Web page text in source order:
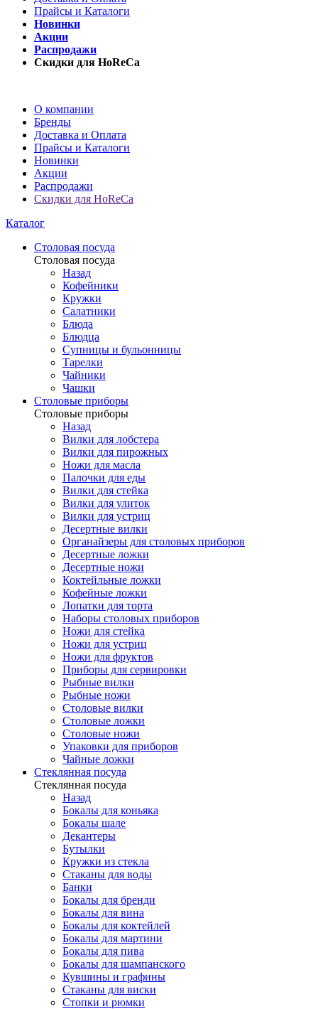
Прайсы и Каталоги
Новинки
Акции
Распродажи
Скидки для HoReCa
О компании
Бренды
Доставка и Оплата
Прайсы и Каталоги
Новинки
Акции
Распродажи
Скидки для HoReCa
Каталог
Столовая посуда
Столовая посуда
Назад
Кофейники
Кружки
Салатники
Блюда
Блюдца
Супницы и бульонницы
Тарелки
Чайники
Чашки
Cтоловые приборы
Cтоловые приборы
Назад
Вилки для лобстера
Вилки для пирожных
Ножи для масла
Палочки для еды
Вилки для стейка
Вилки для улиток
Вилки для устриц
Десертные вилки
Органайзеры для столовых приборов
Десертные ложки
Десертные ножи
Коктейльные ложки
Кофейные ложки
Лопатки для торта
Наборы столовых приборов
Ножи для стейка
Ножи для устриц
Ножи для фруктов
Приборы для сервировки
Рыбные вилки
Рыбные ножи
Столовые вилки
Столовые ложки
Столовые ножи
Упаковки для приборов
Чайные ложки
Стеклянная посуда
Стеклянная посуда
Назад
Бокалы для коньяка
Бокалы шале
Декантеры
Бутылки
Кружки из стекла
Стаканы для воды
Банки
Бокалы для бренди
Бокалы для вина
Бокалы для коктейлей
Бокалы для мартини
Бокалы для пива
Бокалы для шампанского
Кувшины и графины
Стаканы для виски
Стопки и рюмки